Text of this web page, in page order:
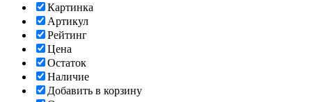
Картинка
Артикул
Рейтинг
Цена
Остаток
Наличие
Добавить в корзину